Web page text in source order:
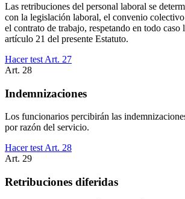
Las retribuciones del personal laboral se
con la legislación laboral, el convenio
el contrato de trabajo, respetando en todo caso
artículo 21 del presente Estatuto.
Hacer test Art. 27
Art. 28
Indemnizaciones
Los funcionarios percibirán las
por razón del servicio.
Hacer test Art. 28
Art. 29
Retribuciones diferidas